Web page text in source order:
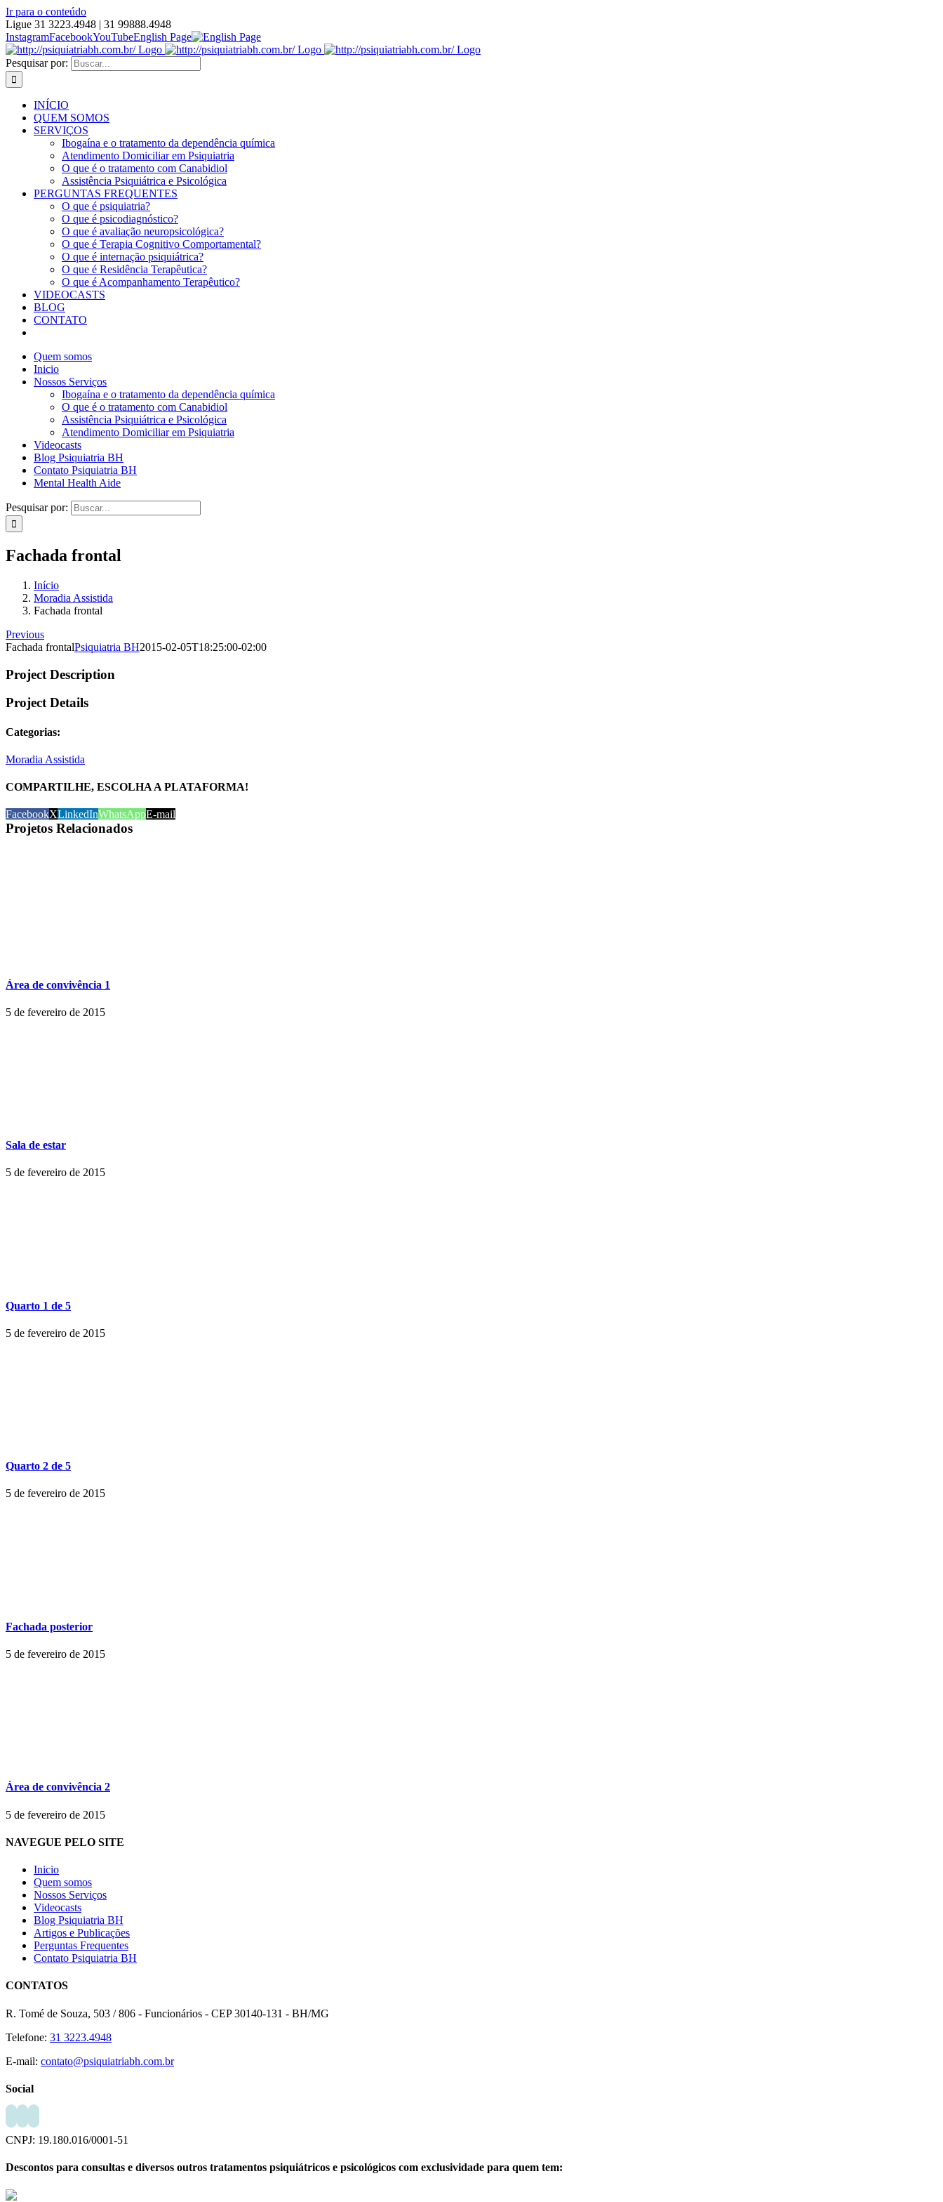
Ir para o conteúdo
Ligue 31 3223.4948 | 31 99888.4948
InstagramFacebookYouTubeEnglish Page
Pesquisar por:
INÍCIO
QUEM SOMOS
SERVIÇOS
Ibogaína e o tratamento da dependência química
Atendimento Domiciliar em Psiquiatria
O que é o tratamento com Canabidiol
Assistência Psiquiátrica e Psicológica
PERGUNTAS FREQUENTES
O que é psiquiatria?
O que é psicodiagnóstico?
O que é avaliação neuropsicológica?
O que é Terapia Cognitivo Comportamental?
O que é internação psiquiátrica?
O que é Residência Terapêutica?
O que é Acompanhamento Terapêutico?
VIDEOCASTS
BLOG
CONTATO
Quem somos
Inicio
Nossos Serviços
Ibogaína e o tratamento da dependência química
O que é o tratamento com Canabidiol
Assistência Psiquiátrica e Psicológica
Atendimento Domiciliar em Psiquiatria
Videocasts
Blog Psiquiatria BH
Contato Psiquiatria BH
Mental Health Aide
Pesquisar por:
Fachada frontal
Início
Moradia Assistida
Fachada frontal
Previous
Fachada frontalPsiquiatria BH2015-02-05T18:25:00-02:00
Project Description
Project Details
Categorias:
Moradia Assistida
COMPARTILHE, ESCOLHA A PLATAFORMA!
FacebookXLinkedInWhatsAppE-mail
Projetos Relacionados
Área de convivência 1
5 de fevereiro de 2015
Sala de estar
5 de fevereiro de 2015
Quarto 1 de 5
5 de fevereiro de 2015
Quarto 2 de 5
5 de fevereiro de 2015
Fachada posterior
5 de fevereiro de 2015
Área de convivência 2
5 de fevereiro de 2015
NAVEGUE PELO SITE
Inicio
Quem somos
Nossos Serviços
Videocasts
Blog Psiquiatria BH
Artigos e Publicações
Perguntas Frequentes
Contato Psiquiatria BH
CONTATOS
R. Tomé de Souza, 503 / 806 - Funcionários - CEP 30140-131 - BH/MG
Telefone: 31 3223.4948
E-mail: contato@psiquiatriabh.com.br
Social
CNPJ: 19.180.016/0001-51
Descontos para consultas e diversos outros tratamentos psiquiátricos e psicológicos com exclusividade para quem tem: